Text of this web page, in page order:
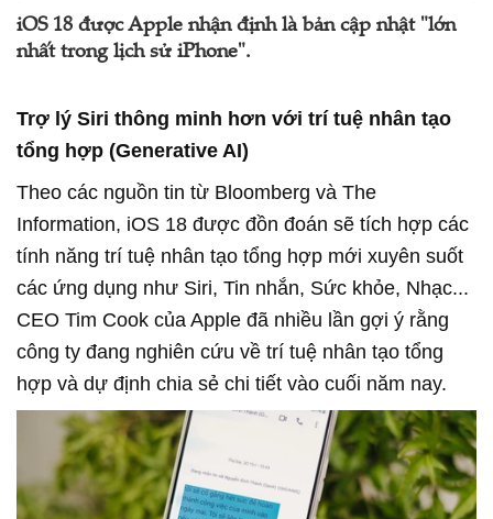
iOS 18 được Apple nhận định là bản cập nhật "lớn
nhất trong lịch sử iPhone".
Trợ lý Siri thông minh hơn với trí tuệ nhân tạo
tổng hợp (Generative AI)
Theo các nguồn tin từ Bloomberg và The
Information, iOS 18 được đồn đoán sẽ tích hợp các
tính năng trí tuệ nhân tạo tổng hợp mới xuyên suốt
các ứng dụng như Siri, Tin nhắn, Sức khỏe, Nhạc...
CEO Tim Cook của Apple đã nhiều lần gợi ý rằng
công ty đang nghiên cứu về trí tuệ nhân tạo tổng
hợp và dự định chia sẻ chi tiết vào cuối năm nay.